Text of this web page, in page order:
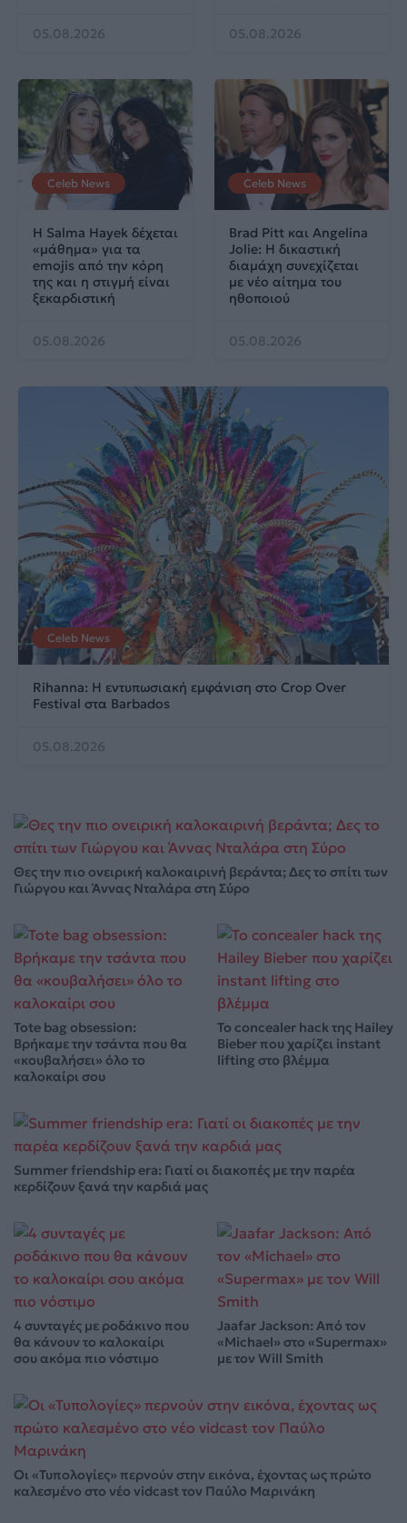
05.08.2026 05.08.2026
Celeb News
Η Salma Hayek δέχεται
«μάθημα» για τα
emojis από την κόρη
της και η στιγμή είναι
ξεκαρδιστική
05.08.2026
Celeb News
Brad Pitt και Angelina
Jolie: Η δικαστική
διαμάχη συνεχίζεται
με νέο αίτημα του
ηθοποιού
05.08.2026
Celeb News
Rihanna: Η εντυπωσιακή εμφάνιση στο Crop Over
Festival στα Barbados
05.08.2026
Θες την πιο ονειρική καλοκαιρινή βεράντα; Δες το σπίτι των
Γιώργου και Άννας Νταλάρα στη Σύρο
Tote bag obsession:
Βρήκαμε την τσάντα που θα
«κουβαλήσει» όλο το
καλοκαίρι σου
Το concealer hack της Hailey
Bieber που χαρίζει instant
lifting στο βλέμμα
Summer friendship era: Γιατί οι διακοπές με την παρέα
κερδίζουν ξανά την καρδιά μας
4 συνταγές με ροδάκινο που
θα κάνουν το καλοκαίρι
σου ακόμα πιο νόστιμο
Jaafar Jackson: Από τον
«Michael» στο «Supermax»
με τον Will Smith
Οι «Τυπολογίες» περνούν στην εικόνα, έχοντας ως πρώτο
καλεσμένο στο νέο vidcast τον Παύλο Μαρινάκη